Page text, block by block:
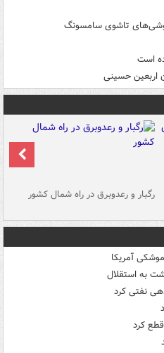
تاشوی سامسونگ
است
اربعین حسینی
رگبار و رعدوبرق در راه شمال کشور
آمریکا
به استقلال
نفتی کرد
کرد